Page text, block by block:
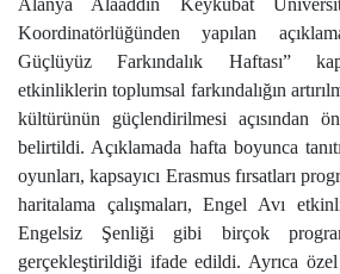
Alanya Alaaddin Keykubat
Koordinatörlüğünden yapılan
Güçlüyüz Farkındalık Haftası”
etkinliklerin toplumsal farkındalığın
kültürünün güçlendirilmesi açısından
belirtildi. Açıklamada hafta boyunca
oyunları, kapsayıcı Erasmus fırsatları
haritalama çalışmaları, Engel Avı
Engelsiz Şenliği gibi birçok
gerçekleştirildiği ifade edildi. Ayrıca